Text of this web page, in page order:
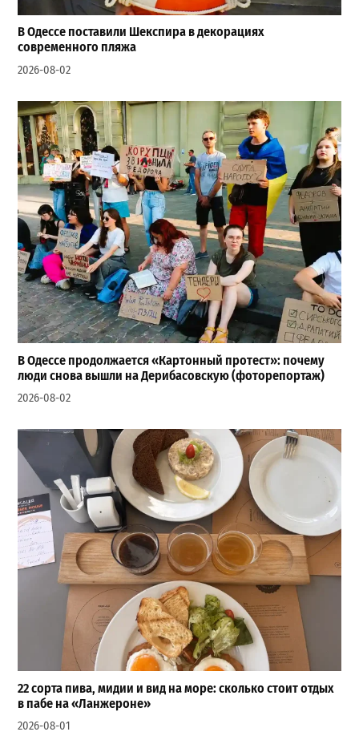
В Одессе поставили Шекспира в декорациях
современного пляжа
2026-08-02
В Одессе продолжается «Картонный протест»: почему
люди снова вышли на Дерибасовскую (фоторепортаж)
2026-08-02
22 сорта пива, мидии и вид на море: сколько стоит отдых
в пабе на «Ланжероне»
2026-08-01